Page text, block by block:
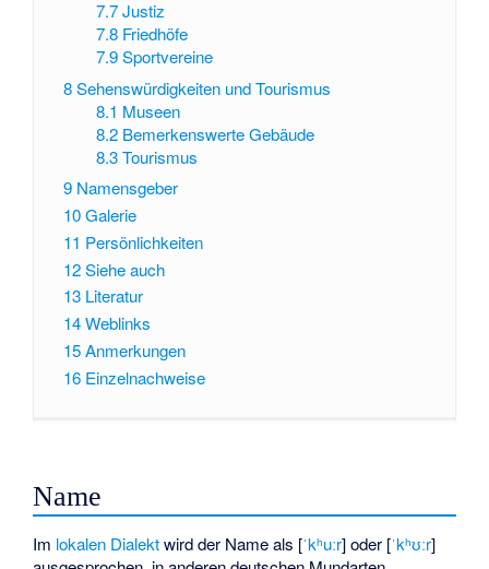
7.7 Justiz
7.8 Friedhöfe
7.9 Sportvereine
8Sehenswürdigkeiten und Tourismus
8.1 Museen
8.2 Bemerkenswerte Gebäude
8.3 Tourismus
9 Namensgeber
10Galerie
11 Persönlichkeiten
12Siehe auch
13 Literatur
14Weblinks
15Anmerkungen
16 Einzelnachweise
Name
Im lokalen Dialektwird der Name als [ˈkʰuːr] oder [ˈkʰʊːr]